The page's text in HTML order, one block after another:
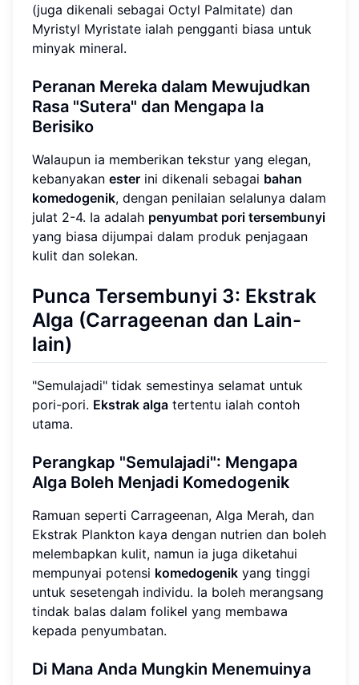
(juga dikenali sebagai Octyl Palmitate) dan
Myristyl Myristate ialah pengganti biasa untuk
minyak mineral.
Peranan Mereka dalam Mewujudkan
Rasa "Sutera" dan Mengapa Ia
Berisiko
Walaupun ia memberikan tekstur yang elegan,
kebanyakan ester ini dikenali sebagai bahan
komedogenik, dengan penilaian selalunya dalam
julat 2-4. Ia adalah penyumbat pori tersembunyi
yang biasa dijumpai dalam produk penjagaan
kulit dan solekan.
Punca Tersembunyi 3: Ekstrak
Alga (Carrageenan dan Lain-
lain)
"Semulajadi" tidak semestinya selamat untuk
pori-pori. Ekstrak alga tertentu ialah contoh
utama.
Perangkap "Semulajadi": Mengapa
Alga Boleh Menjadi Komedogenik
Ramuan seperti Carrageenan, Alga Merah, dan
Ekstrak Plankton kaya dengan nutrien dan boleh
melembapkan kulit, namun ia juga diketahui
mempunyai potensi komedogenik yang tinggi
untuk sesetengah individu. Ia boleh merangsang
tindak balas dalam folikel yang membawa
kepada penyumbatan.
Di Mana Anda Mungkin Menemuinya